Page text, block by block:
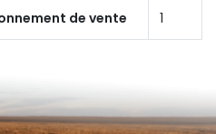
de vente 1